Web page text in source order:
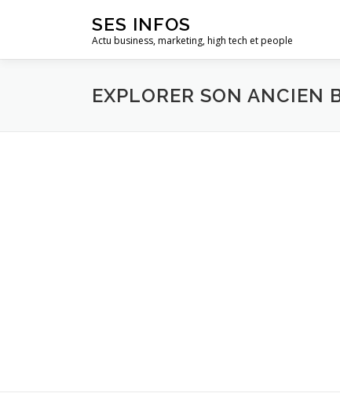
SES INFOS
Actu business, marketing, high tech et people
EXPLORER SON ANCIEN